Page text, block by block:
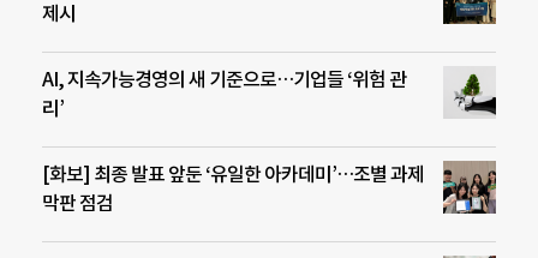
제시
AI, 지속가능경영의 새 기준으로…기업들 ‘위험 관
리’
[화보] 최종 발표 앞둔 ‘유일한 아카데미’…조별 과제
막판 점검